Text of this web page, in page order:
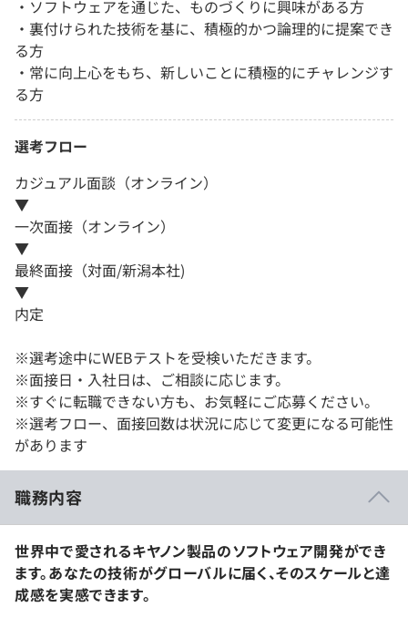
・ソフトウェアを通じた、ものづくりに興味がある方
・裏付けられた技術を基に、積極的かつ論理的に提案でき
る方
・常に向上心をもち、新しいことに積極的にチャレンジす
る方
選考フロー
カジュアル面談（オンライン）
▼
一次面接（オンライン）
▼
最終面接（対面/新潟本社)
▼
内定
※選考途中にWEBテストを受検いただきます。
※面接日・入社日は、ご相談に応じます。
※すぐに転職できない方も、お気軽にご応募ください。
※選考フロー、面接回数は状況に応じて変更になる可能性
があります
職務内容
世界中で愛されるキヤノン製品のソフトウェア開発ができ
ます。あなたの技術がグローバルに届く、そのスケールと達
成感を実感できます。